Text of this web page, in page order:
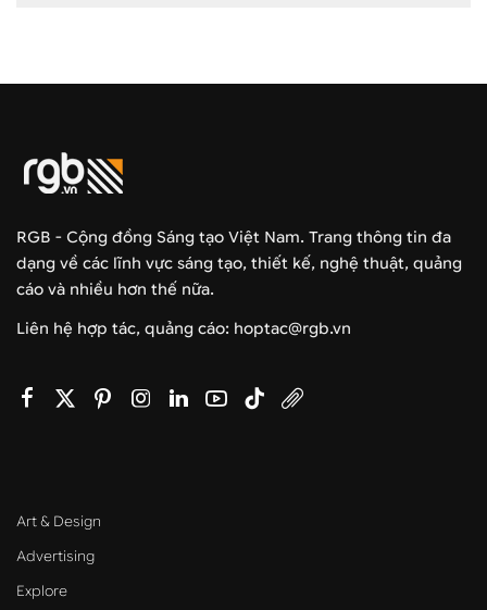
RGB - Cộng đồng Sáng tạo Việt Nam. Trang thông tin đa
dạng về các lĩnh vực sáng tạo, thiết kế, nghệ thuật, quảng
cáo và nhiều hơn thế nữa.
Liên hệ hợp tác, quảng cáo: hoptac@rgb.vn
Art & Design
Advertising
Explore